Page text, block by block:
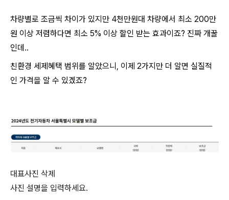
차량별로 조금씩 차이가 있지만 4천만원대 차량에서 최소 200만
원 이상 저렴하다면 최소 5% 이상 할인 받는 효과이죠? 진짜 개꿀
인데..
친환경 세제혜택 범위를 알았으니, 이제 2가지만 더 알면 실질적
인 가격을 알 수 있겠죠?
대표사진 삭제
사진 설명을 입력하세요.